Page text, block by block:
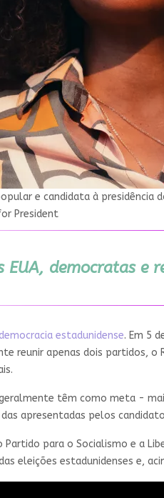
e candidata à presidência
President
EUA, democratas e
democracia estadunidense. Em 5
reunir apenas dois partidos,
têm como meta -
apresentadas pelos
Partido para o Socialismo e a
eleições estadunidenses e,